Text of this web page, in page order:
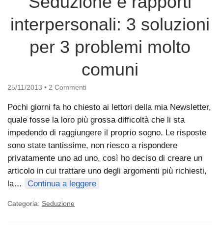
interpersonali: 3 soluzioni
per 3 problemi molto
comuni
25/11/2013 • 2 Commenti
Pochi giorni fa ho chiesto ai lettori della mia Newsletter,
quale fosse la loro più grossa difficoltà che li sta
impedendo di raggiungere il proprio sogno. Le risposte
sono state tantissime, non riesco a rispondere
privatamente uno ad uno, così ho deciso di creare un
articolo in cui trattare uno degli argomenti più richiesti,
la…
Continua a leggere
Categoria: Seduzione